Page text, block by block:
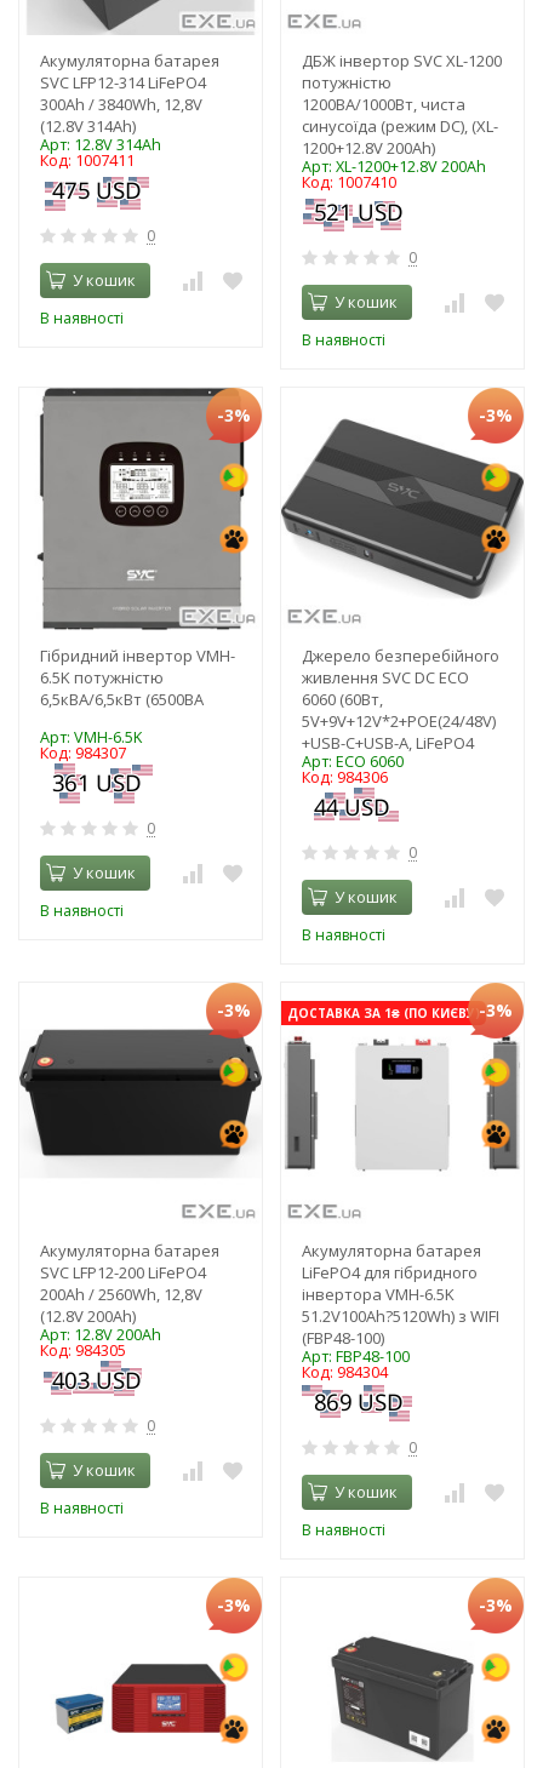
Акумуляторна батарея
SVC LFP12-314 LiFePO4
300Ah / 3840Wh, 12,8V
(12.8V 314Ah)
Арт: 12.8V 314Ah
Код: 1007411
0
У кошик
В наявності
ДБЖ інвертор SVC XL-1200
потужністю
1200ВА/1000Вт, чиста
синусоїда (режим DC), (XL-
1200+12.8V 200Ah)
Арт: XL-1200+12.8V 200Ah
Код: 1007410
0
У кошик
В наявності
-3%
Гібридний інвертор VMH-
6.5K потужністю
6,5кВА/6,5кВт (6500ВА
Арт: VMH-6.5K
Код: 984307
0
У кошик
В наявності
-3%
Джерело безперебійного
живлення SVC DC ECO
6060 (60Вт,
5V+9V+12V*2+POE(24/48V)
+USB-C+USB-A, LiFePO4
Арт: ECO 6060
Код: 984306
0
У кошик
В наявності
-3%
Акумуляторна батарея
SVC LFP12-200 LiFePO4
200Ah / 2560Wh, 12,8V
(12.8V 200Ah)
Арт: 12.8V 200Ah
Код: 984305
0
У кошик
В наявності
ДОСТАВКА ЗА 1₴ (ПО КИЄВУ)-3%
Акумуляторна батарея
LiFePO4 для гібридного
інвертора VMH-6.5K
51.2V100Ah?5120Wh) з WIFI
(FBP48-100)
Арт: FBP48-100
Код: 984304
0
У кошик
В наявності
-3% -3%